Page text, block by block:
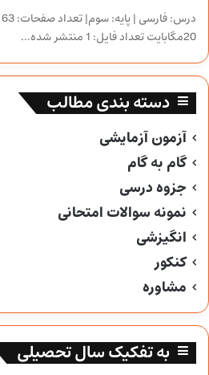
20مگابایت تعداد فایل: 1 منتشر شده…
دسته بندی مطالب
آزمون آزمایشی
گام به گام
جزوه درسی
نمونه سوالات امتحانی
انگیزشی
کنکور
مشاوره
به تفکیک سال تحصیلی